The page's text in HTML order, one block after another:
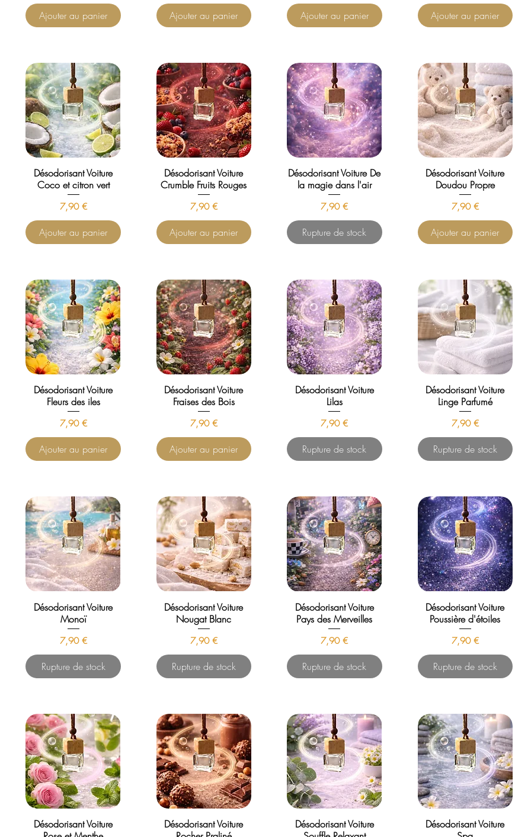
Ajouter au panier Ajouter au panier Ajouter au panier Ajouter au panier
Désodorisant Voiture
Coco et citron vert
Prix
7,90 €
Ajouter au panier
Désodorisant Voiture
Crumble Fruits Rouges
Prix
7,90 €
Ajouter au panier
Désodorisant Voiture De
la magie dans l'air
Prix
7,90 €
Rupture de stock
Désodorisant Voiture
Doudou Propre
Prix
7,90 €
Ajouter au panier
Désodorisant Voiture
Fleurs des iles
Prix
7,90 €
Ajouter au panier
Désodorisant Voiture
Fraises des Bois
Prix
7,90 €
Ajouter au panier
Désodorisant Voiture
Lilas
Prix
7,90 €
Rupture de stock
Désodorisant Voiture
Linge Parfumé
Prix
7,90 €
Rupture de stock
Désodorisant Voiture
Monoï
Prix
7,90 €
Rupture de stock
Désodorisant Voiture
Nougat Blanc
Prix
7,90 €
Rupture de stock
Désodorisant Voiture
Pays des Merveilles
Prix
7,90 €
Rupture de stock
Désodorisant Voiture
Poussière d'étoiles
Prix
7,90 €
Rupture de stock
Désodorisant Voiture
Désodorisant Voiture
Désodorisant Voiture
Désodorisant Voiture